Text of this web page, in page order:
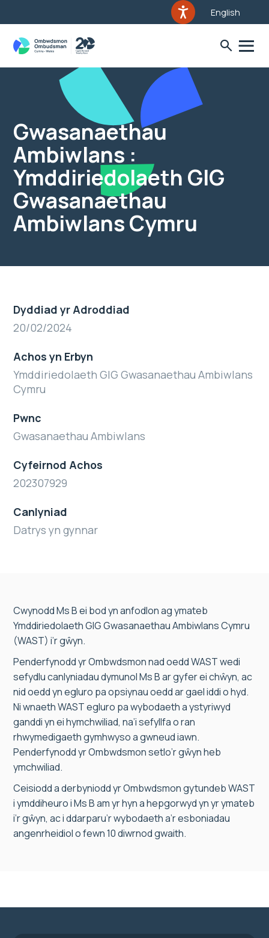
English
Gwasanaethau
Ambiwlans :
Ymddiriedolaeth GIG
Gwasanaethau
Ambiwlans Cymru
Dyddiad yr Adroddiad
20/02/2024
Achos yn Erbyn
Ymddiriedolaeth GIG Gwasanaethau Ambiwlans
Cymru
Pwnc
Gwasanaethau Ambiwlans
Cyfeirnod Achos
202307929
Canlyniad
Datrys yn gynnar
Cwynodd Ms B ei bod yn anfodlon ag ymateb
Ymddiriedolaeth GIG Gwasanaethau Ambiwlans Cymru
(WAST) i’r gŵyn.
Penderfynodd yr Ombwdsmon nad oedd WAST wedi
sefydlu canlyniadau dymunol Ms B ar gyfer ei chŵyn, ac
nid oedd yn egluro pa opsiynau oedd ar gael iddi o hyd.
Ni wnaeth WAST egluro pa wybodaeth a ystyriwyd
ganddi yn ei hymchwiliad, na’i sefyllfa o ran
rhwymedigaeth gymhwyso a gwneud iawn.
Penderfynodd yr Ombwdsmon setlo’r gŵyn heb
ymchwiliad.
Ceisiodd a derbyniodd yr Ombwdsmon gytundeb WAST
i ymddiheuro i Ms B am yr hyn a hepgorwyd yn yr ymateb
i’r gŵyn, ac i ddarparu’r wybodaeth a’r esboniadau
angenrheidiol o fewn 10 diwrnod gwaith.